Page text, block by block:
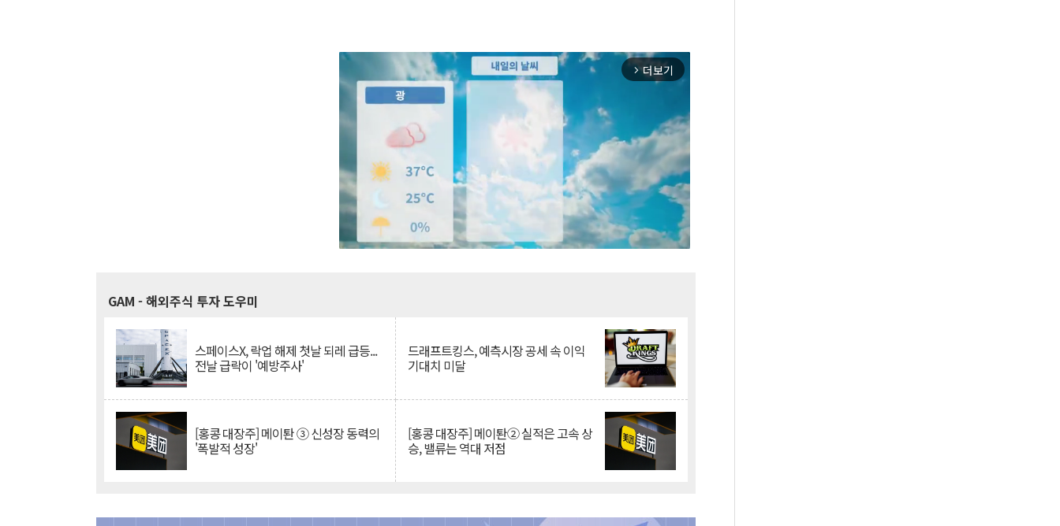
arrow_forward_ios 더보기
GAM - 해외주식 투자 도우미
스페이스X, 락업 해제 첫날 되레 급등...
전날 급락이 '예방주사'
드래프트킹스, 예측시장 공세 속 이익
기대치 미달
[홍콩 대장주] 메이퇀 ③ 신성장 동력의
'폭발적 성장'
[홍콩 대장주] 메이퇀② 실적은 고속 상
승, 밸류는 역대 저점